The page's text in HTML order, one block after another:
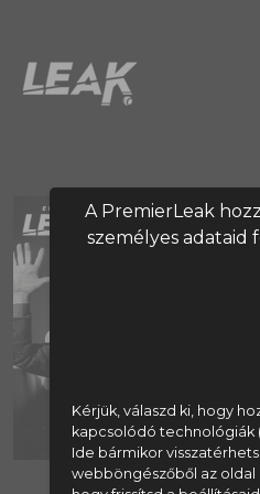
A PremierLeak
személyes adataid
Kérjük, válaszd ki, hogy
kapcsolódó technológiák
Ide bármikor
webböngészőből az oldal